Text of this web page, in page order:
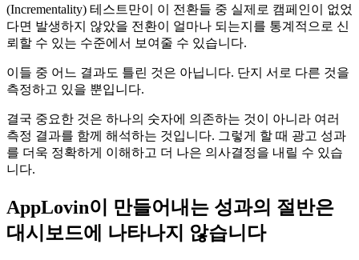
(Incrementality) 테스트만이 이 전환들 중 실제로 캠페인이 없었
다면 발생하지 않았을 전환이 얼마나 되는지를 통계적으로 신
뢰할 수 있는 수준에서 보여줄 수 있습니다.
이들 중 어느 결과도 틀린 것은 아닙니다. 단지 서로 다른 것을
측정하고 있을 뿐입니다.
결국 중요한 것은 하나의 숫자에 의존하는 것이 아니라 여러
측정 결과를 함께 해석하는 것입니다. 그렇게 할 때 광고 성과
를 더욱 정확하게 이해하고 더 나은 의사결정을 내릴 수 있습
니다.
AppLovin이 만들어내는 성과의 절반은
대시보드에 나타나지 않습니다